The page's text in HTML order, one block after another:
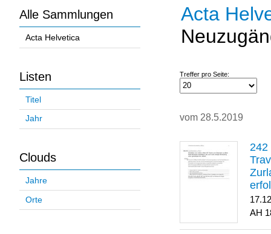
Alle Sammlungen
Acta Helvetica
Listen
Titel
Jahr
Clouds
Jahre
Orte
Acta
Treffer pro Seite:
vom 28.5.2019